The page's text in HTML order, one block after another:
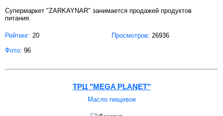
Супермаркет "ZARKAYNAR" занимается продажей продуктов
питания.
Рейтинг: 20 Просмотров: 26936
Фото: 96
ТРЦ "MEGA PLANET"
Масло пищевое